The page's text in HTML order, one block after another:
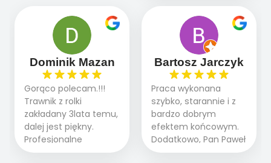
panowie wiedzą co
robią. Wszystko poszło
sprawnie i szybko.
Doradztwo w
pielęgnacji trawnika
teraz i na późniejszym
etapie jest dużym
plusem. Teraz razem
z dzieckiem i małym
pieskiem cieszymy się
pięknym trawnikiem :)
A trawa robi efekt
oczekiwaniami. Prace
przebiegały sprawnie
dzięki temu,że firma
działa kompleksowo :
ogrodnictwo,nawodnienie,
brukarstwo.Efekt
końcowy przerósł
nasze oczekiwania.
Polecamy tę firmę
wszystkim , którzy
marzą o pięknym
Dominik Mazan
Gorąco polecam.!!!
Trawnik z rolki
zakładany 3lata temu,
dalej jest piękny.
Profesjonalne
podejście do pracy,
Bartosz Jarczyk
Praca wykonana
szybko, starannie i z
bardzo dobrym
efektem końcowym.
Dodatkowo, Pan Paweł
chętnie udziela porad